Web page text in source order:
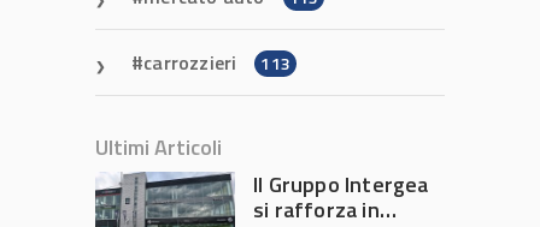
carrozzieri 113
Ultimi Articoli
Il Gruppo Intergea
si rafforza in